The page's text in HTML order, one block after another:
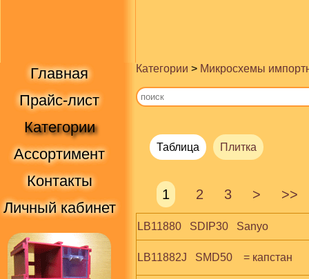
Главная
Прайс-лист
Категории
Ассортимент
Контакты
Личный кабинет
Категории > Микросхемы
Таблица Плитка
1 2 3 > >>
LB11880   SDIP30   Sanyo
LB11882J   SMD50    = капстан